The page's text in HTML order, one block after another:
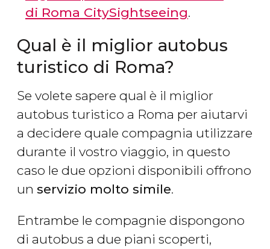
di Roma CitySightseeing.
Qual è il miglior autobus
turistico di Roma?
Se volete sapere qual è il miglior
autobus turistico a Roma per aiutarvi
a decidere quale compagnia utilizzare
durante il vostro viaggio, in questo
caso le due opzioni disponibili offrono
un servizio molto simile.
Entrambe le compagnie dispongono
di autobus a due piani scoperti,